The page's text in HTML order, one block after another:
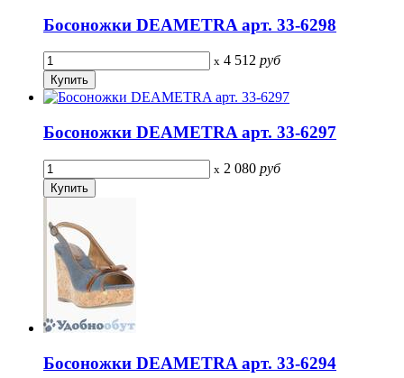
Босоножки DEAMETRA арт. 33-6298
x 4 512 руб
Босоножки DEAMETRA арт. 33-6297
x 2 080 руб
Босоножки DEAMETRA арт. 33-6294